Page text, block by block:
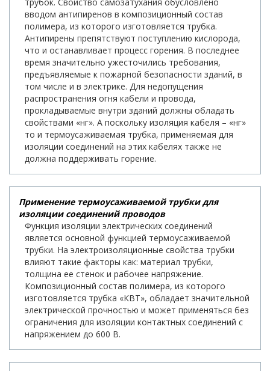
вводом антипиренов в композиционный состав
полимера, из которого изготовляется трубка.
Антипирены препятствуют поступлению кислорода,
что и останавливает процесс горения. В последнее
время значительно ужесточились требования,
предъявляемые к пожарной безопасности зданий, в
том числе и в электрике. Для недопущения
распространения огня кабели и провода,
прокладываемые внутри зданий должны обладать
свойствами «нг». А поскольку изоляция кабеля – «нг»
то и термоусаживаемая трубка, применяемая для
изоляции соединений на этих кабелях также не
должна поддерживать горение.
Применение термоусаживаемой трубки для
изоляции соединений проводов
Функция изоляции электрических соединений
является основной функцией термоусаживаемой
трубки. На электроизоляционные свойства трубки
влияют такие факторы как: материал трубки,
толщина ее стенок и рабочее напряжение.
Композиционный состав полимера, из которого
изготовляется трубка «КВТ», обладает значительной
электрической прочностью и может применяться без
ограничения для изоляции контактных соединений с
напряжением до 600 В.